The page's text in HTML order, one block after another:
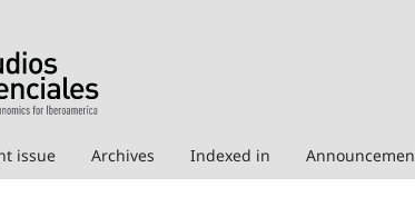
issue Archives Indexed in